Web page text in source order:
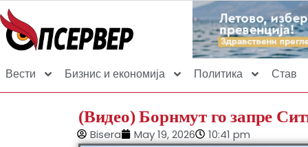
Вести Бизнис и економија Политика Став
(Видео) Борнмут го запре
Bisera May 19, 2026 10:41 pm